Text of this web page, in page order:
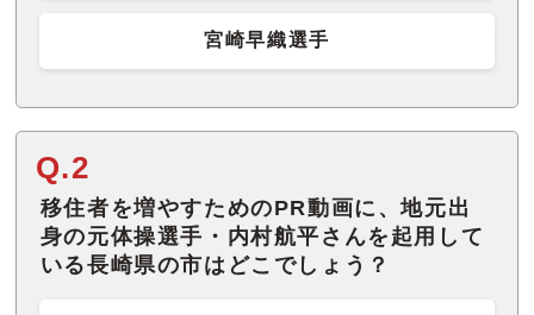
宮崎早織選手
Q.2
移住者を増やすためのPR動画に、地元出
身の元体操選手・内村航平さんを起用して
いる長崎県の市はどこでしょう？